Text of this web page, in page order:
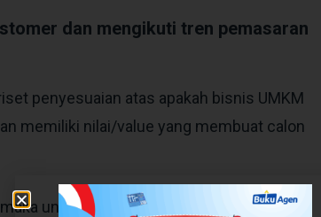
dan mengikuti tren pemasaran
penyesuaian atas apakah bisnis UMKM
memiliki nilai/value yang membuat calon
untuk teknik pemasarannya sangat